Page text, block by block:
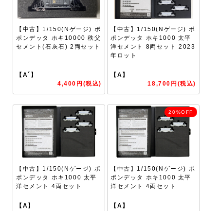
【中古】1/150(Nゲージ) ポ
ポンデッタ ホキ10000 秩父
セメント(石灰石) 2両セット
【A´】
4,400円(税込)
【中古】1/150(Nゲージ) ポ
ポンデッタ ホキ1000 太平
洋セメント 8両セット 2023
年ロット
【A】
18,700円(税込)
【中古】1/150(Nゲージ) ポ
ポンデッタ ホキ1000 太平
洋セメント 4両セット
【A】
20%OFF
【中古】1/150(Nゲージ) ポ
ポンデッタ ホキ1000 太平
洋セメント 4両セット
【A】